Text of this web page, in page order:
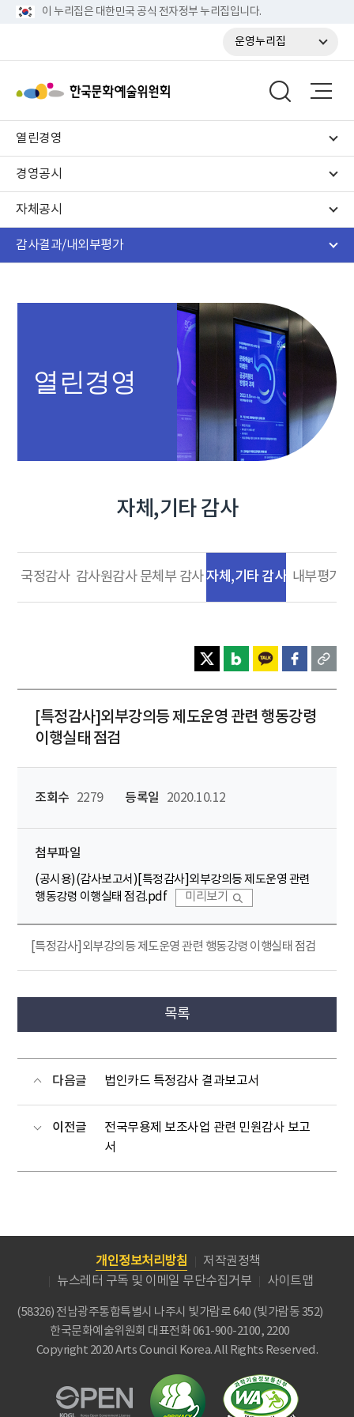
이 누리집은 대한민국 공식 전자정부 누리집입니다.
운영누리집
열린경영
경영공시
자체공시
감사결과/내외부평가
열린경영
자체,기타 감사
국정감사 감사원감사 문체부 감사자체,기타 감사 내부평가
[특정감사]외부강의등 제도운영 관련 행동강령
이행실태 점검
조회수 2279 등록일 2020.10.12
첨부파일
(공시용)(감사보고서)[특정감사]외부강의등 제도운영 관련
행동강령 이행실태 점검.pdf
미리보기
[특정감사]외부강의등 제도운영 관련 행동강령 이행실태 점검
목록
다음글 법인카드 특정감사 결과보고서
이전글
전국무용제 보조사업 관련 민원감사 보고
서
개인정보처리방침
저작권정책
뉴스레터 구독 및 이메일 무단수집거부
사이트맵
(58326) 전남광주통합특별시 나주시 빛가람로 640 (빛가람동 352)
한국문화예술위원회 대표전화 061-900-2100, 2200
Copyright 2020 Arts Council Korea. All Rights Reserved.